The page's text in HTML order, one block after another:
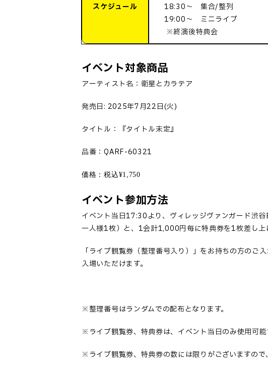
スケジュール
18:30～ 集合/整列
19:00～ ミニライブ
※終演後特典会
イベント対象商品
アーティスト名： 衛星とカラテア
発売日: 2025年7月22日(火)
タイトル：『タイトル未定』
品番：QARF-60321
価格：税込¥1,750
イベント参加方法
イベント当日17:30より、ヴィレッジヴァンガード渋谷
一人様1枚）と、 1会計1,000円毎に特典券を1枚差し上
「ライブ観覧券（整理番号入り） 」 をお持ちの方のご
入場いただけます。
※整理番号はランダムでの配布となります。
※ライブ観覧券、特典券は、イベント当日のみ使用可能
※ライブ観覧券、特典券の数には限りがございますので